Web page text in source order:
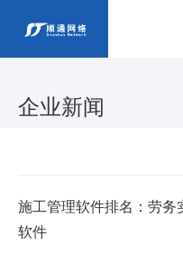
企业新闻
施工管理软件排名：劳
软件